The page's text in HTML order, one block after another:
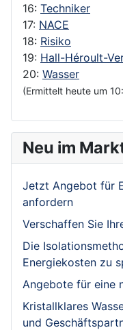
16: Techniker
17: NACE
18: Risiko
19: Hall-Héroult-
20: Wasser
(Ermittelt heute um
Neu im
Jetzt Angebot für
anfordern
Verschaffen Sie
Die
Energiekosten zu
Angebote für eine
Kristallklares
und